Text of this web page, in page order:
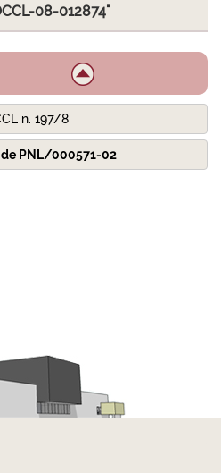
08-012874"
n. 197/8
PNL/000571-02